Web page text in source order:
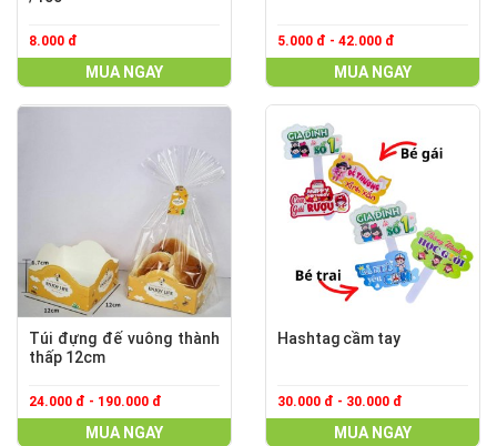
8.000 đ
MUA NGAY
5.000 đ - 42.000 đ
MUA NGAY
Túi đựng đế vuông thành
thấp 12cm
24.000 đ - 190.000 đ
MUA NGAY
Hashtag cầm tay
30.000 đ - 30.000 đ
MUA NGAY